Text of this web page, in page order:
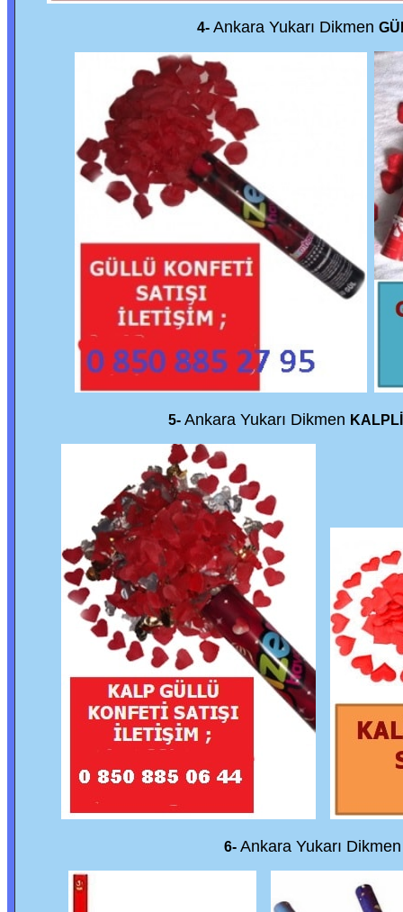
4- Ankara Yukarı Dikmen
5- Ankara Yukarı Dikmen
6- Ankara Yukarı